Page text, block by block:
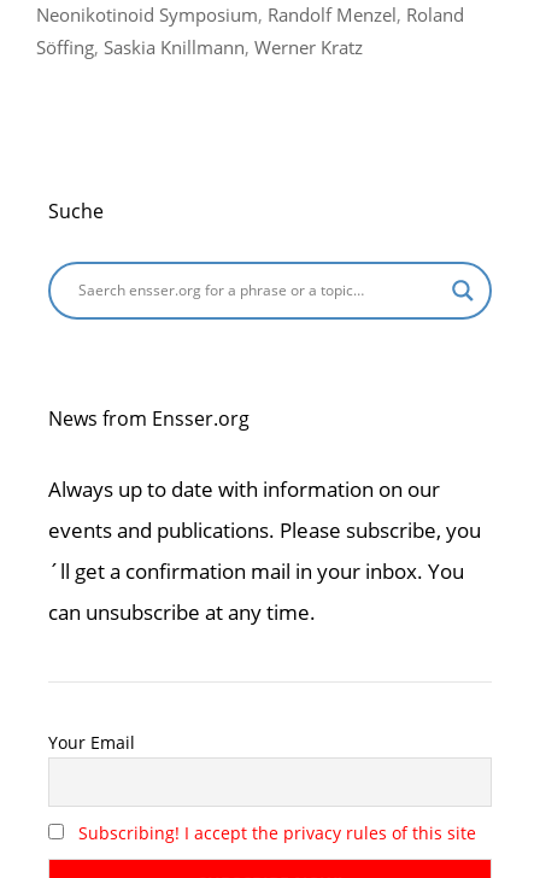
Neonikotinoid Symposium, Randolf Menzel, Roland
Söffing, Saskia Knillmann, Werner Kratz
Suche
News from Ensser.org
Always up to date with information on our
events and publications. Please subscribe, you
´ll get a confirmation mail in your inbox. You
can unsubscribe at any time.
Your Email
Subscribing! I accept the privacy rules of this site